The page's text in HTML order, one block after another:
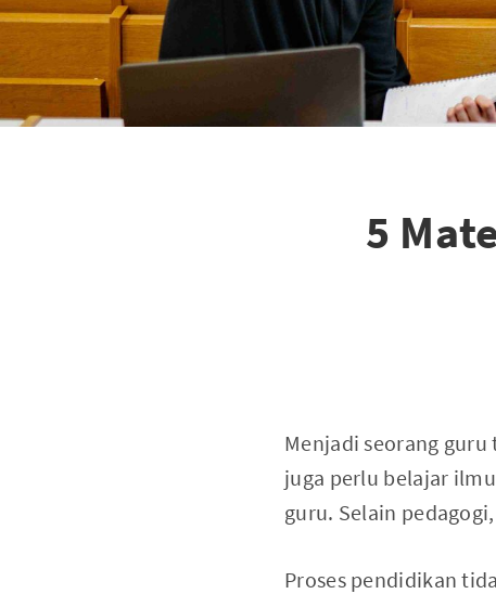
5
Menjadi seorang
juga perlu belajar
guru. Selain
Proses pendidikan